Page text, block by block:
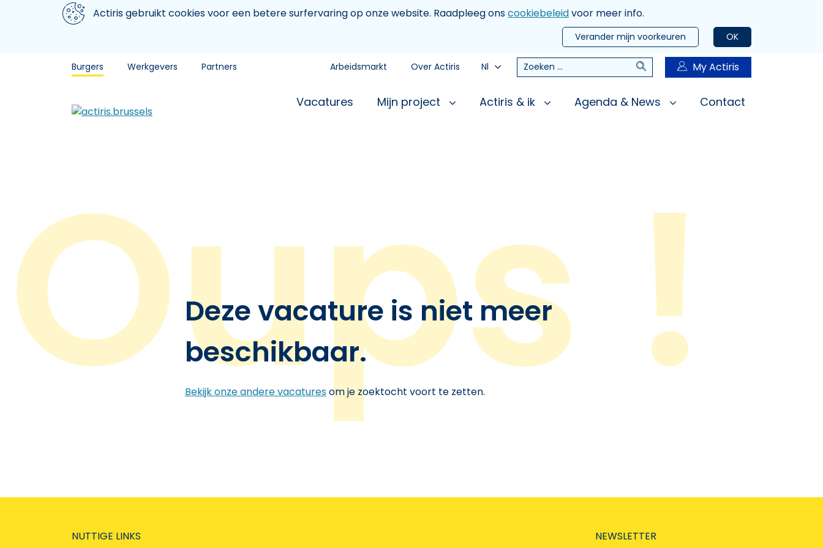
Aller au contenu principal
We gebruiken cookiesActiris gebruikt cookies voor een betere surfervaring op onze website. Raadpleeg onscookiebeleidvoor meer info.
OK
Verander mijn voorkeuren
Burgers Werkgevers Partners Arbeidsmarkt Over Actiris Nl Zoeken Zoeken My Actiris
Vacatures Mijn project Actiris & ik Agenda & News Contact
Deze vacature is niet meer
beschikbaar.
Bekijk onze andere vacaturesom je zoektocht voort te zetten.
NUTTIGE LINKS NEWSLETTER